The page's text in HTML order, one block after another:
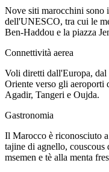
Nove siti marocchini sono
dell'UNESCO, tra cui le
Ben-Haddou e la piazza
Connettività aerea
Voli diretti dall'Europa,
Oriente verso gli aeroporti
Agadir, Tangeri e Oujda.
Gastronomia
Il Marocco è riconosciuto
tajine di agnello,
msemen e tè alla menta